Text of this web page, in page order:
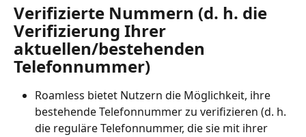
Verifizierte Nummern (d. h. die
Verifizierung Ihrer
aktuellen/bestehenden
Telefonnummer)
Roamless bietet Nutzern die Möglichkeit, ihre
bestehende Telefonnummer zu verifizieren (d. h.
die reguläre Telefonnummer, die sie mit ihrer